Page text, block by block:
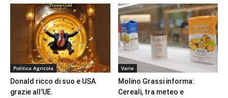
Politica Agricola
Donald ricco di suo e USA
grazie all’UE.
Varie
Molino Grassi informa:
Cereali, tra meteo e